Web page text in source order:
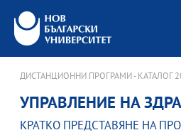
ДИСТАНЦИОННИ ПРОГРАМИ - КАТАЛОГ
УПРАВЛЕНИЕ НА
КРАТКО ПРЕДСТАВЯНЕ НА